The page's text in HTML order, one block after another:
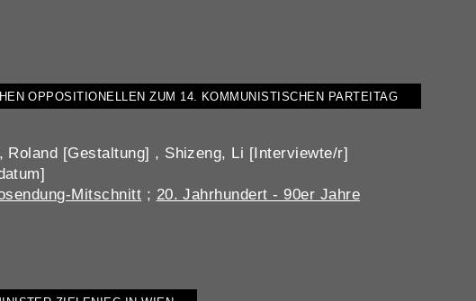
OPPOSITIONELLEN ZUM 14. KOMMUNISTISCHEN PARTEITAG
Roland [Gestaltung] , Shizeng, Li [Interviewte/r]
Mitschnitt ; 20. Jahrhundert - 90er Jahre